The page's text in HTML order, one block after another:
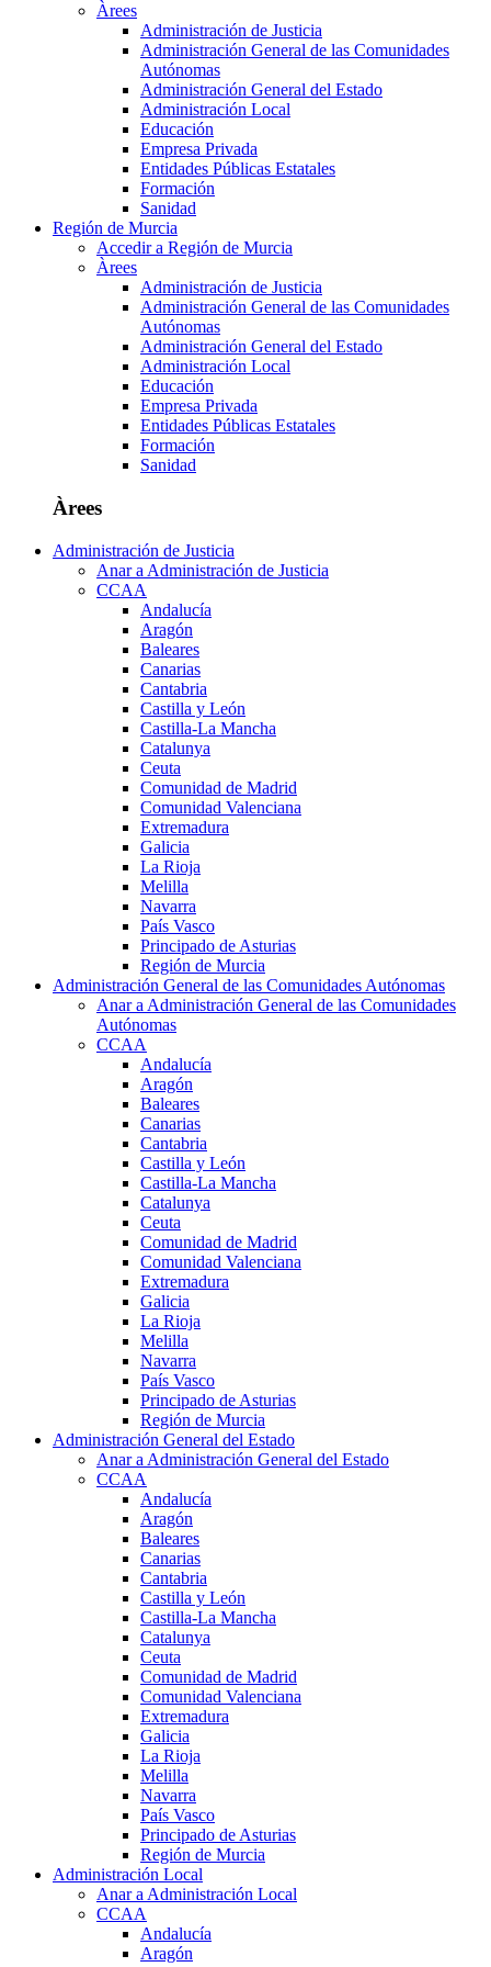
Àrees
Administración de Justicia
Administración General de las Comunidades
Autónomas
Administración General del Estado
Administración Local
Educación
Empresa Privada
Entidades Públicas Estatales
Formación
Sanidad
Región de Murcia
Accedir a Región de Murcia
Àrees
Administración de Justicia
Administración General de las Comunidades
Autónomas
Administración General del Estado
Administración Local
Educación
Empresa Privada
Entidades Públicas Estatales
Formación
Sanidad
Àrees
Administración de Justicia
Anar a Administración de Justicia
CCAA
Andalucía
Aragón
Baleares
Canarias
Cantabria
Castilla y León
Castilla-La Mancha
Catalunya
Ceuta
Comunidad de Madrid
Comunidad Valenciana
Extremadura
Galicia
La Rioja
Melilla
Navarra
País Vasco
Principado de Asturias
Región de Murcia
Administración General de las Comunidades Autónomas
Anar a Administración General de las Comunidades
Autónomas
CCAA
Andalucía
Aragón
Baleares
Canarias
Cantabria
Castilla y León
Castilla-La Mancha
Catalunya
Ceuta
Comunidad de Madrid
Comunidad Valenciana
Extremadura
Galicia
La Rioja
Melilla
Navarra
País Vasco
Principado de Asturias
Región de Murcia
Administración General del Estado
Anar a Administración General del Estado
CCAA
Andalucía
Aragón
Baleares
Canarias
Cantabria
Castilla y León
Castilla-La Mancha
Catalunya
Ceuta
Comunidad de Madrid
Comunidad Valenciana
Extremadura
Galicia
La Rioja
Melilla
Navarra
País Vasco
Principado de Asturias
Región de Murcia
Administración Local
Anar a Administración Local
CCAA
Andalucía
Aragón